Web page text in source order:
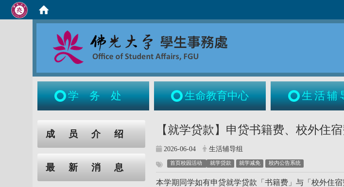
学务处 生命教育中心 生活辅
成员介绍
最新消息
【就学贷款】申贷书籍费、校外住
2026-06-04 生活辅导组
首页校园活动 就学贷款 就学减免 校内公告系统
本学期同学如有申贷就学贷款「书籍费」与「校外住